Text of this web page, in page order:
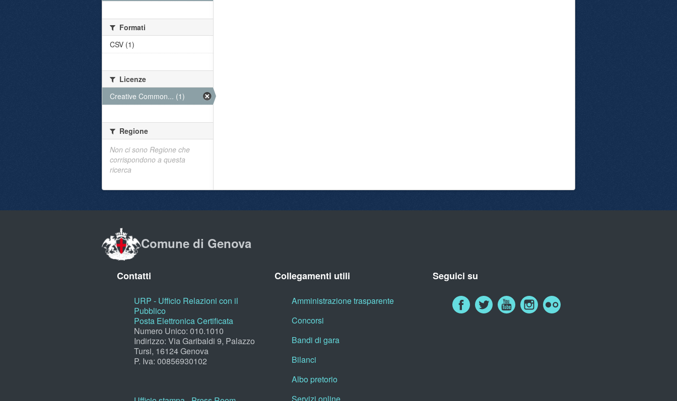
Formati
CSV (1)
Licenze
Creative Common... (1)
Regione
Non ci sono Regione che
corrispondono a questa
ricerca
Comune di Genova
Contatti
URP - Ufficio Relazioni con il
Pubblico
Posta Elettronica Certificata
Numero Unico: 010.1010
Indirizzo: Via Garibaldi 9, Palazzo
Tursi, 16124 Genova
P. Iva: 00856930102
Collegamenti utili
Amministrazione trasparente
Concorsi
Bandi di gara
Bilanci
Albo pretorio
Servizi online
Seguici su